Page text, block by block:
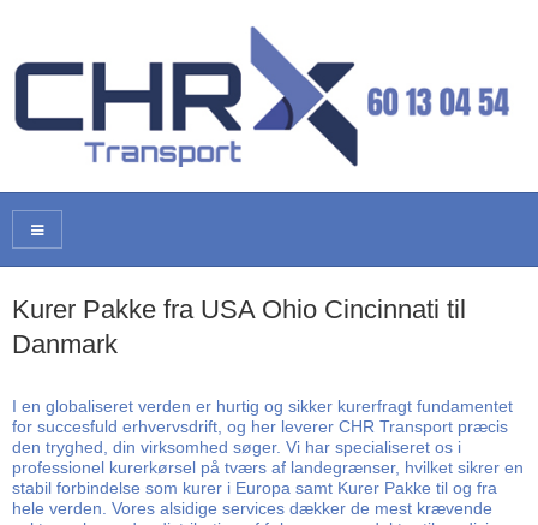
Kurer Pakke fra USA Ohio Cincinnati til
Danmark
I en globaliseret verden er hurtig og sikker kurerfragt fundamentet
for succesfuld erhvervsdrift, og her leverer CHR Transport præcis
den tryghed, din virksomhed søger. Vi har specialiseret os i
professionel kurerkørsel på tværs af landegrænser, hvilket sikrer en
stabil forbindelse som kurer i Europa samt Kurer Pakke til og fra
hele verden. Vores alsidige services dækker de mest krævende